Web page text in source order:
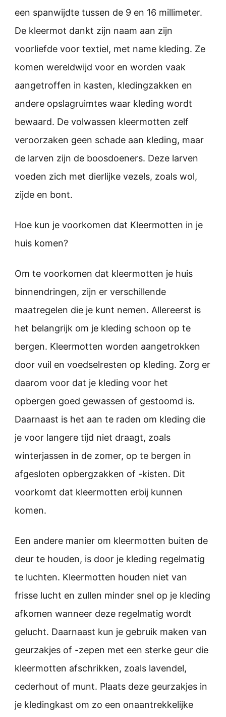
een spanwijdte tussen de 9 en 16 millimeter.
De kleermot dankt zijn naam aan zijn
voorliefde voor textiel, met name kleding. Ze
komen wereldwijd voor en worden vaak
aangetroffen in kasten, kledingzakken en
andere opslagruimtes waar kleding wordt
bewaard. De volwassen kleermotten zelf
veroorzaken geen schade aan kleding, maar
de larven zijn de boosdoeners. Deze larven
voeden zich met dierlijke vezels, zoals wol,
zijde en bont.
Hoe kun je voorkomen dat Kleermotten in je
huis komen?
Om te voorkomen dat kleermotten je huis
binnendringen, zijn er verschillende
maatregelen die je kunt nemen. Allereerst is
het belangrijk om je kleding schoon op te
bergen. Kleermotten worden aangetrokken
door vuil en voedselresten op kleding. Zorg er
daarom voor dat je kleding voor het
opbergen goed gewassen of gestoomd is.
Daarnaast is het aan te raden om kleding die
je voor langere tijd niet draagt, zoals
winterjassen in de zomer, op te bergen in
afgesloten opbergzakken of -kisten. Dit
voorkomt dat kleermotten erbij kunnen
komen.
Een andere manier om kleermotten buiten de
deur te houden, is door je kleding regelmatig
te luchten. Kleermotten houden niet van
frisse lucht en zullen minder snel op je kleding
afkomen wanneer deze regelmatig wordt
gelucht. Daarnaast kun je gebruik maken van
geurzakjes of -zepen met een sterke geur die
kleermotten afschrikken, zoals lavendel,
cederhout of munt. Plaats deze geurzakjes in
je kledingkast om zo een onaantrekkelijke